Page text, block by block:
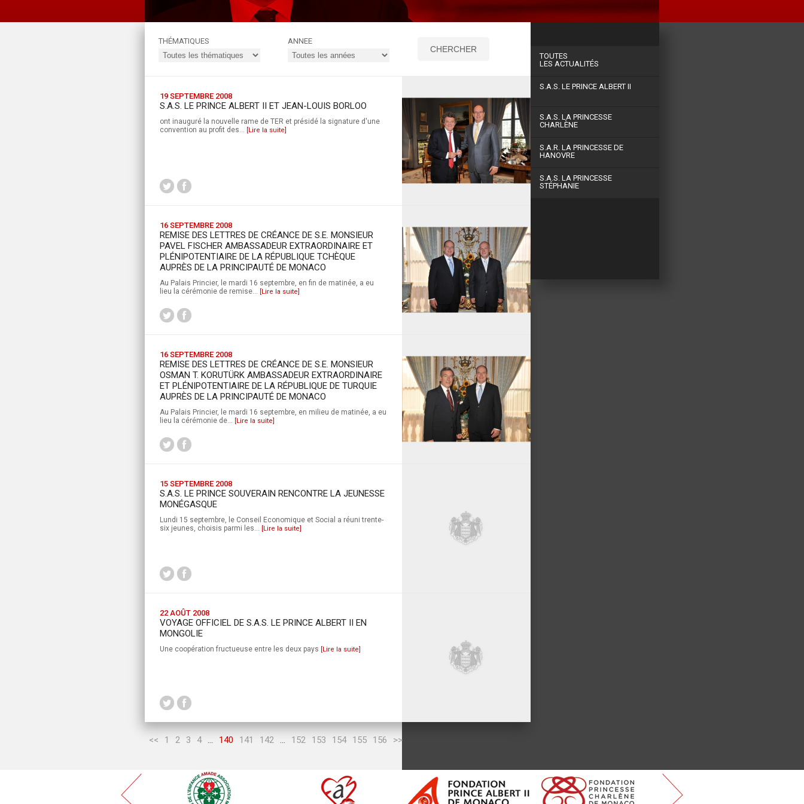
THÉMATIQUES ANNEE
19 SEPTEMBRE 2008
S.A.S. LE PRINCE ALBERT II ET JEAN-LOUIS BORLOO
ont inauguré la nouvelle rame de TER et présidé la signature d'une
convention au profit des... [Lire la suite]
16 SEPTEMBRE 2008
REMISE DES LETTRES DE CRÉANCE DE S.E. MONSIEUR
PAVEL FISCHER AMBASSADEUR EXTRAORDINAIRE ET
PLÉNIPOTENTIAIRE DE LA RÉPUBLIQUE TCHÈQUE
AUPRÈS DE LA PRINCIPAUTÉ DE MONACO
Au Palais Princier, le mardi 16 septembre, en fin de matinée, a eu
lieu la cérémonie de remise... [Lire la suite]
16 SEPTEMBRE 2008
REMISE DES LETTRES DE CRÉANCE DE S.E. MONSIEUR
OSMAN T. KORUTÜRK AMBASSADEUR EXTRAORDINAIRE
ET PLÉNIPOTENTIAIRE DE LA RÉPUBLIQUE DE TURQUIE
AUPRÈS DE LA PRINCIPAUTÉ DE MONACO
Au Palais Princier, le mardi 16 septembre, en milieu de matinée, a eu
lieu la cérémonie de... [Lire la suite]
15 SEPTEMBRE 2008
S.A.S. LE PRINCE SOUVERAIN RENCONTRE LA JEUNESSE
MONÉGASQUE
Lundi 15 septembre, le Conseil Economique et Social a réuni trente-
six jeunes, choisis parmi les... [Lire la suite]
22 AOÛT 2008
VOYAGE OFFICIEL DE S.A.S. LE PRINCE ALBERT II EN
MONGOLIE
Une coopération fructueuse entre les deux pays [Lire la suite]
<< 1 2 3 4 ... 140 141 142 ... 152 153 154 155 156 >>
TOUTES
LES ACTUALITÉS
S.A.S. LE PRINCE ALBERT II
S.A.S. LA PRINCESSE
CHARLÈNE
S.A.R. LA PRINCESSE DE
HANOVRE
S.A.S. LA PRINCESSE
STÉPHANIE